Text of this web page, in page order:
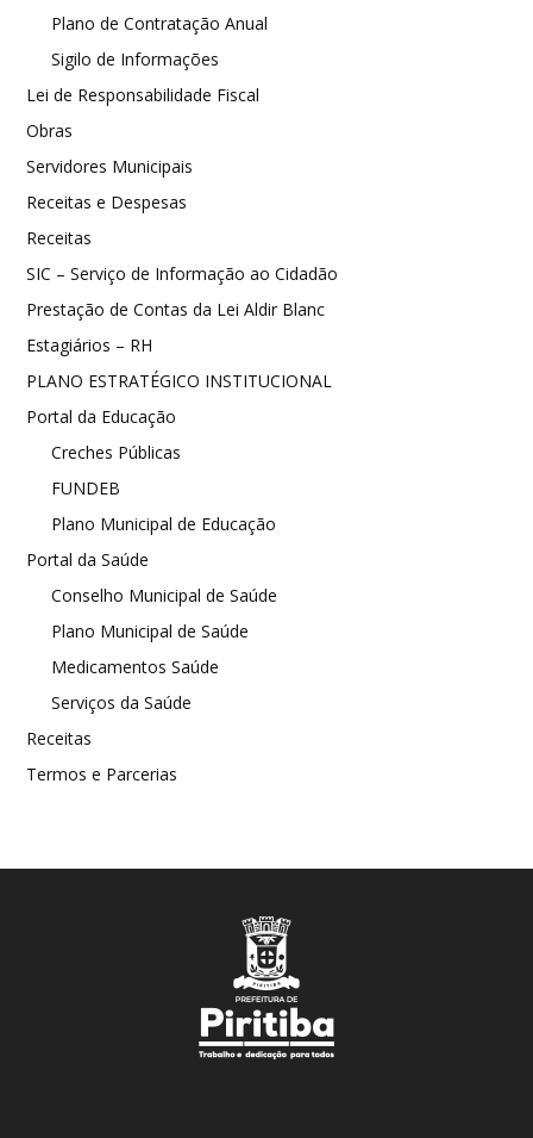
Plano de Contratação Anual
Sigilo de Informações
Lei de Responsabilidade Fiscal
Obras
Servidores Municipais
Receitas e Despesas
Receitas
SIC – Serviço de Informação ao Cidadão
Prestação de Contas da Lei Aldir Blanc
Estagiários – RH
PLANO ESTRATÉGICO INSTITUCIONAL
Portal da Educação
Creches Públicas
FUNDEB
Plano Municipal de Educação
Portal da Saúde
Conselho Municipal de Saúde
Plano Municipal de Saúde
Medicamentos Saúde
Serviços da Saúde
Receitas
Termos e Parcerias